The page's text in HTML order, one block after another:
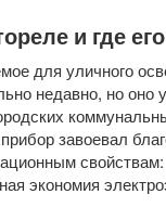
и где
для уличного
недавно, но оно
завоевал
экономия